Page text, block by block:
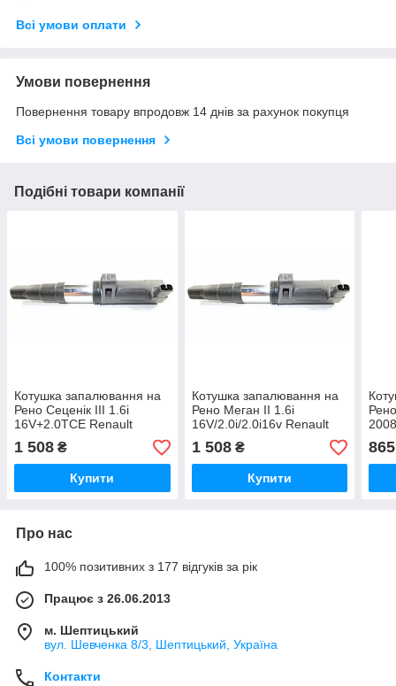
Всі умови оплати
Умови повернення
Повернення товару впродовж 14 днів за рахунок покупця
Всі умови повернення
Подібні товари компанії
Котушка запалювання на
Рено Сеценік III 1.6i
16V+2.0TCE Renault
(Оригінал) 224332597R
1 508 ₴
Купити
Котушка запалювання на
Рено Меган II 1.6i
16V/2.0i/2.0i16v Renault
(Оригінал) 224332597R
1 508₴
Купити
865
Про нас
100% позитивних з 177 відгуків за рік
Працює з 26.06.2013
м. Шептицький
вул. Шевченка 8/3, Шептицький, Україна
Контакти